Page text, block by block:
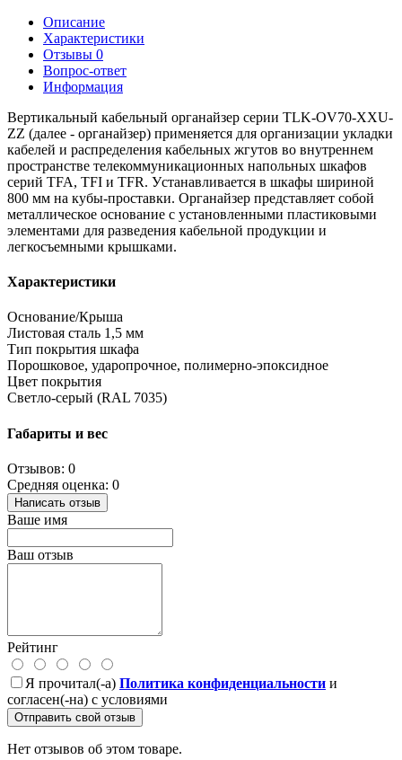
Описание
Характеристики
Отзывы 0
Вопрос-ответ
Информация
Вертикальный кабельный органайзер серии TLK-OV70-XXU-
ZZ (далее - органайзер) применяется для организации укладки
кабелей и распределения кабельных жгутов во внутреннем
пространстве телекоммуникационных напольных шкафов
серий TFA, TFI и TFR. Устанавливается в шкафы шириной
800 мм на кубы-проставки. Органайзер представляет собой
металлическое основание с установленными пластиковыми
элементами для разведения кабельной продукции и
легкосъемными крышками.
Характеристики
Основание/Крыша
Листовая сталь 1,5 мм
Тип покрытия шкафа
Порошковое, ударопрочное, полимерно-эпоксидное
Цвет покрытия
Светло-серый (RAL 7035)
Габариты и вес
Отзывов: 0
Средняя оценка: 0
Написать отзыв
Ваше имя
Ваш отзыв
Рейтинг
Я прочитал(-а) Политика конфиденциальности и
согласен(-на) с условиями
Отправить свой отзыв
Нет отзывов об этом товаре.